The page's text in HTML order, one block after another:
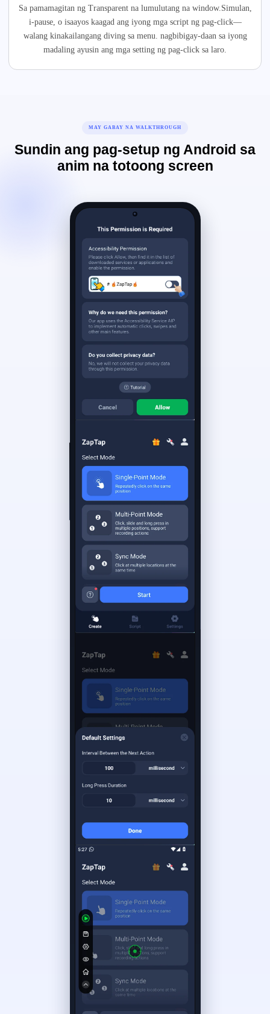
Sa pamamagitan ng Transparent na lumulutang na window.Simulan,
i-pause, o isaayos kaagad ang iyong mga script ng pag-click—
walang kinakailangang diving sa menu. nagbibigay-daan sa iyong
madaling ayusin ang mga setting ng pag-click sa laro.
MAY GABAY NA WALKTHROUGH
Sundin ang pag-setup ng Android sa
anim na totoong screen